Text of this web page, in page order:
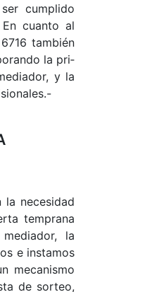
cum­pli­do
cuan­to al
tam­bién
la pri­
y la
la ne­ce­si­dad
tem­pra­na
la
e ins­ta­mos
me­ca­nis­mo
de sor­teo,